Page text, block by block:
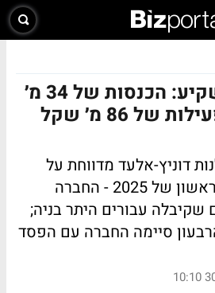
דוניץ חזרה להשקיע: הכנסות של 34 מ׳
86 מ׳ שקל
דוניץ-אלעד מדווחת על
תוצאותיה לרבעון הראשון של 2025 - החברה
עבורים היתר בניה;
סיימה החברה עם הפסד